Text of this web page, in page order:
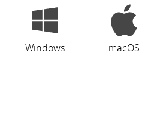
Windows macOS